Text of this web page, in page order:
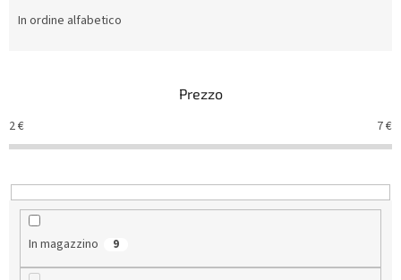
n
t
d
e
In ordine alfabetico
Prezzo
2€ 7€
In magazzino 9